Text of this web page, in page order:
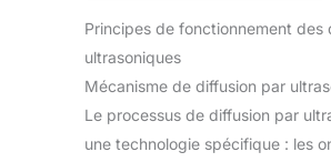
Principes de fonctionnement des
ultrasoniques
Mécanisme de diffusion par
Le processus de diffusion par
une technologie spécifique : les